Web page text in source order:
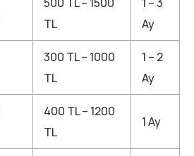
TL
Ay
300 TL – 1000
TL
1 – 2
Ay
400 TL – 1200
TL
1 Ay